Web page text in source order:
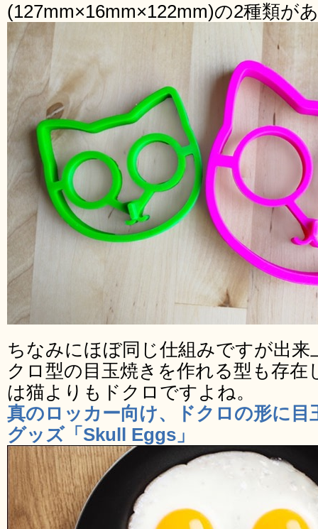
(127mm×16mm×122mm)の2種類が
ちなみにほぼ同じ仕組みですが出
クロ型の目玉焼きを作れる型も存
は猫よりもドクロですよね。
真のロッカー向け、ドクロの形に
グッズ「Skull Eggs」